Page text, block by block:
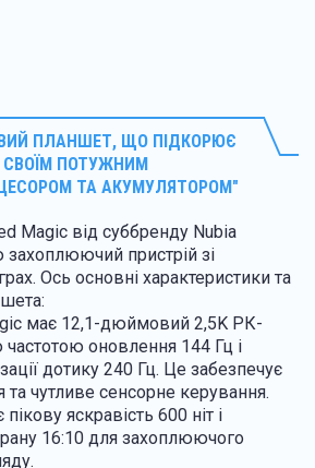
ПЛАНШЕТ, ЩО ПІДКОРЮЄ
СВОЇМ ПОТУЖНИМ
ТА АКУМУЛЯТОРОМ"
Magic від суббренду Nubia
пристрій зі
Ось основні характеристики та
має 12,1-дюймовий 2,5K РК-
оновлення 144 Гц і
дотику 240 Гц. Це забезпечує
чутливе сенсорне керування.
яскравість 600 ніт і
16:10 для захоплюючого